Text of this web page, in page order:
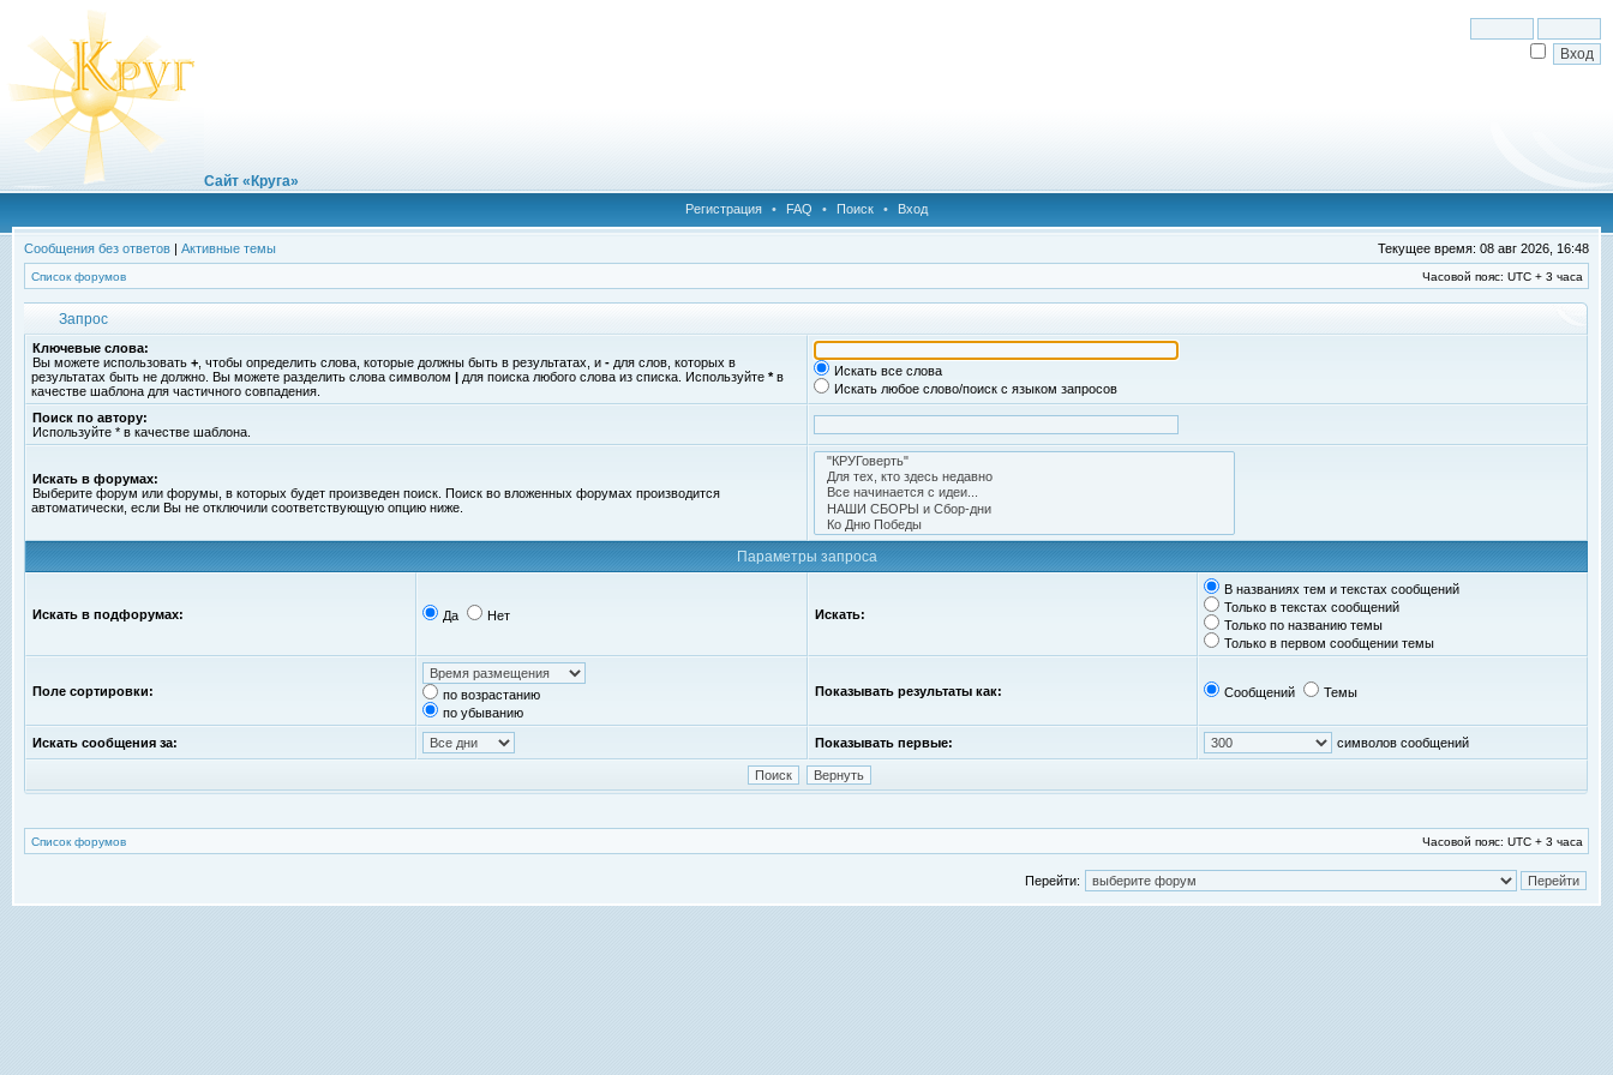
Сайт «Круга»
Регистрация • FAQ • Поиск • Вход
Сообщения без ответов | Активные темы Текущее время: 08 авг 2026, 16:48
Список форумов Часовой пояс: UTC + 3 часа
Запрос
Ключевые слова:
Вы можете использовать + , чтобы определить слова, которые должны быть в результатах, и - для слов, которых в
результатах быть не должно. Вы можете разделить слова символом | для поиска любого слова из списка. Используйте *в
качестве шаблона для частичного совпадения.
Искать все слова
Искать любое слово/поиск с языком запросов
Поиск по автору:
Используйте * в качестве шаблона.
Искать в форумах:
Выберите форум или форумы, в которых будет произведен поиск. Поиск во вложенных форумах производится
автоматически, если Вы не отключили соответствующую опцию ниже.
Параметры запроса
Искать в подфорумах: Да Нет Искать:
В названиях тем и текстах сообщений
Только в текстах сообщений
Только по названию темы
Только в первом сообщении темы
Поле сортировки:
по возрастанию
по убыванию
Показывать результаты как: Сообщений Темы
Искать сообщения за: Показывать первые: символов сообщений
Список форумов Часовой пояс: UTC + 3 часа
Перейти: